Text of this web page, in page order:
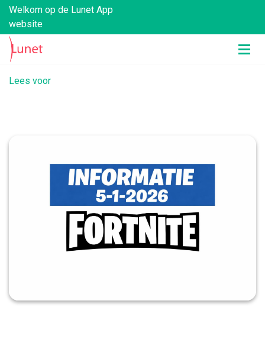
Welkom op de Lunet App
website
Lees voor